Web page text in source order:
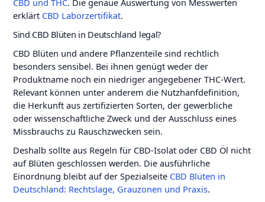
erklärt CBD Laborzertifikat.
Sind CBD Blüten in Deutschland legal?
CBD Blüten und andere Pflanzenteile sind rechtlich
besonders sensibel. Bei ihnen genügt weder der
Produktname noch ein niedriger angegebener THC-Wert.
Relevant können unter anderem die Nutzhanfdefinition,
die Herkunft aus zertifizierten Sorten, der gewerbliche
oder wissenschaftliche Zweck und der Ausschluss eines
Missbrauchs zu Rauschzwecken sein.
Deshalb sollte aus Regeln für CBD-Isolat oder CBD Öl nicht
auf Blüten geschlossen werden. Die ausführliche
Einordnung bleibt auf der Spezialseite CBD Blüten in
Deutschland: Rechtslage, Grauzonen und Praxis.